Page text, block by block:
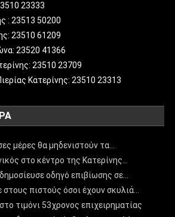
23333
: 23513 50200
23510 61209
23520 41366
23510 23709
Κατερίνης: 23510 23313
μέρες θα μηδενιστούν τα…
στο κέντρο της Κατερίνης…
οδηγό επιβίωσης σε…
στους πιστούς όσοι έχουν σκυλιά…
τιμόνι 53χρονος επιχειρηματίας